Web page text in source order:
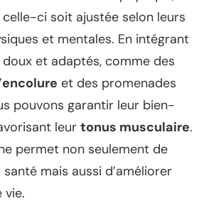
ci soit ajustée selon leurs
et mentales. En intégrant
et adaptés, comme des
et des promenades
pouvons garantir leur bien-
leur tonus musculaire.
permet non seulement de
mais aussi d’améliorer
vie.